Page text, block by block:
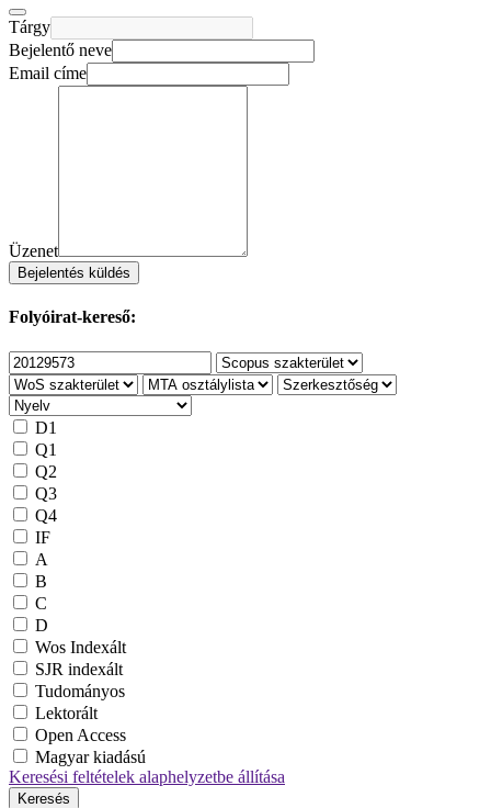
Tárgy
Bejelentő neve
Email címe
Üzenet
Bejelentés küldés
Folyóirat-kereső:
D1
Q1
Q2
Q3
Q4
IF
A
B
C
D
Wos Indexált
SJR indexált
Tudományos
Lektorált
Open Access
Magyar kiadású
Keresési feltételek alaphelyzetbe állítása
Keresés